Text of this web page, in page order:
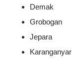
Demak
Grobogan
Jepara
Karanganyar